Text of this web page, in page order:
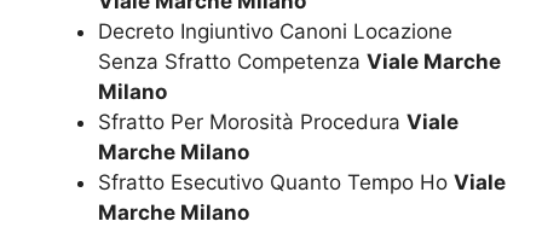
Decreto Ingiuntivo Canoni Locazione
Senza Sfratto Competenza Viale Marche
Milano
Sfratto Per Morosità Procedura Viale
Marche Milano
Sfratto Esecutivo Quanto Tempo Ho Viale
Marche Milano